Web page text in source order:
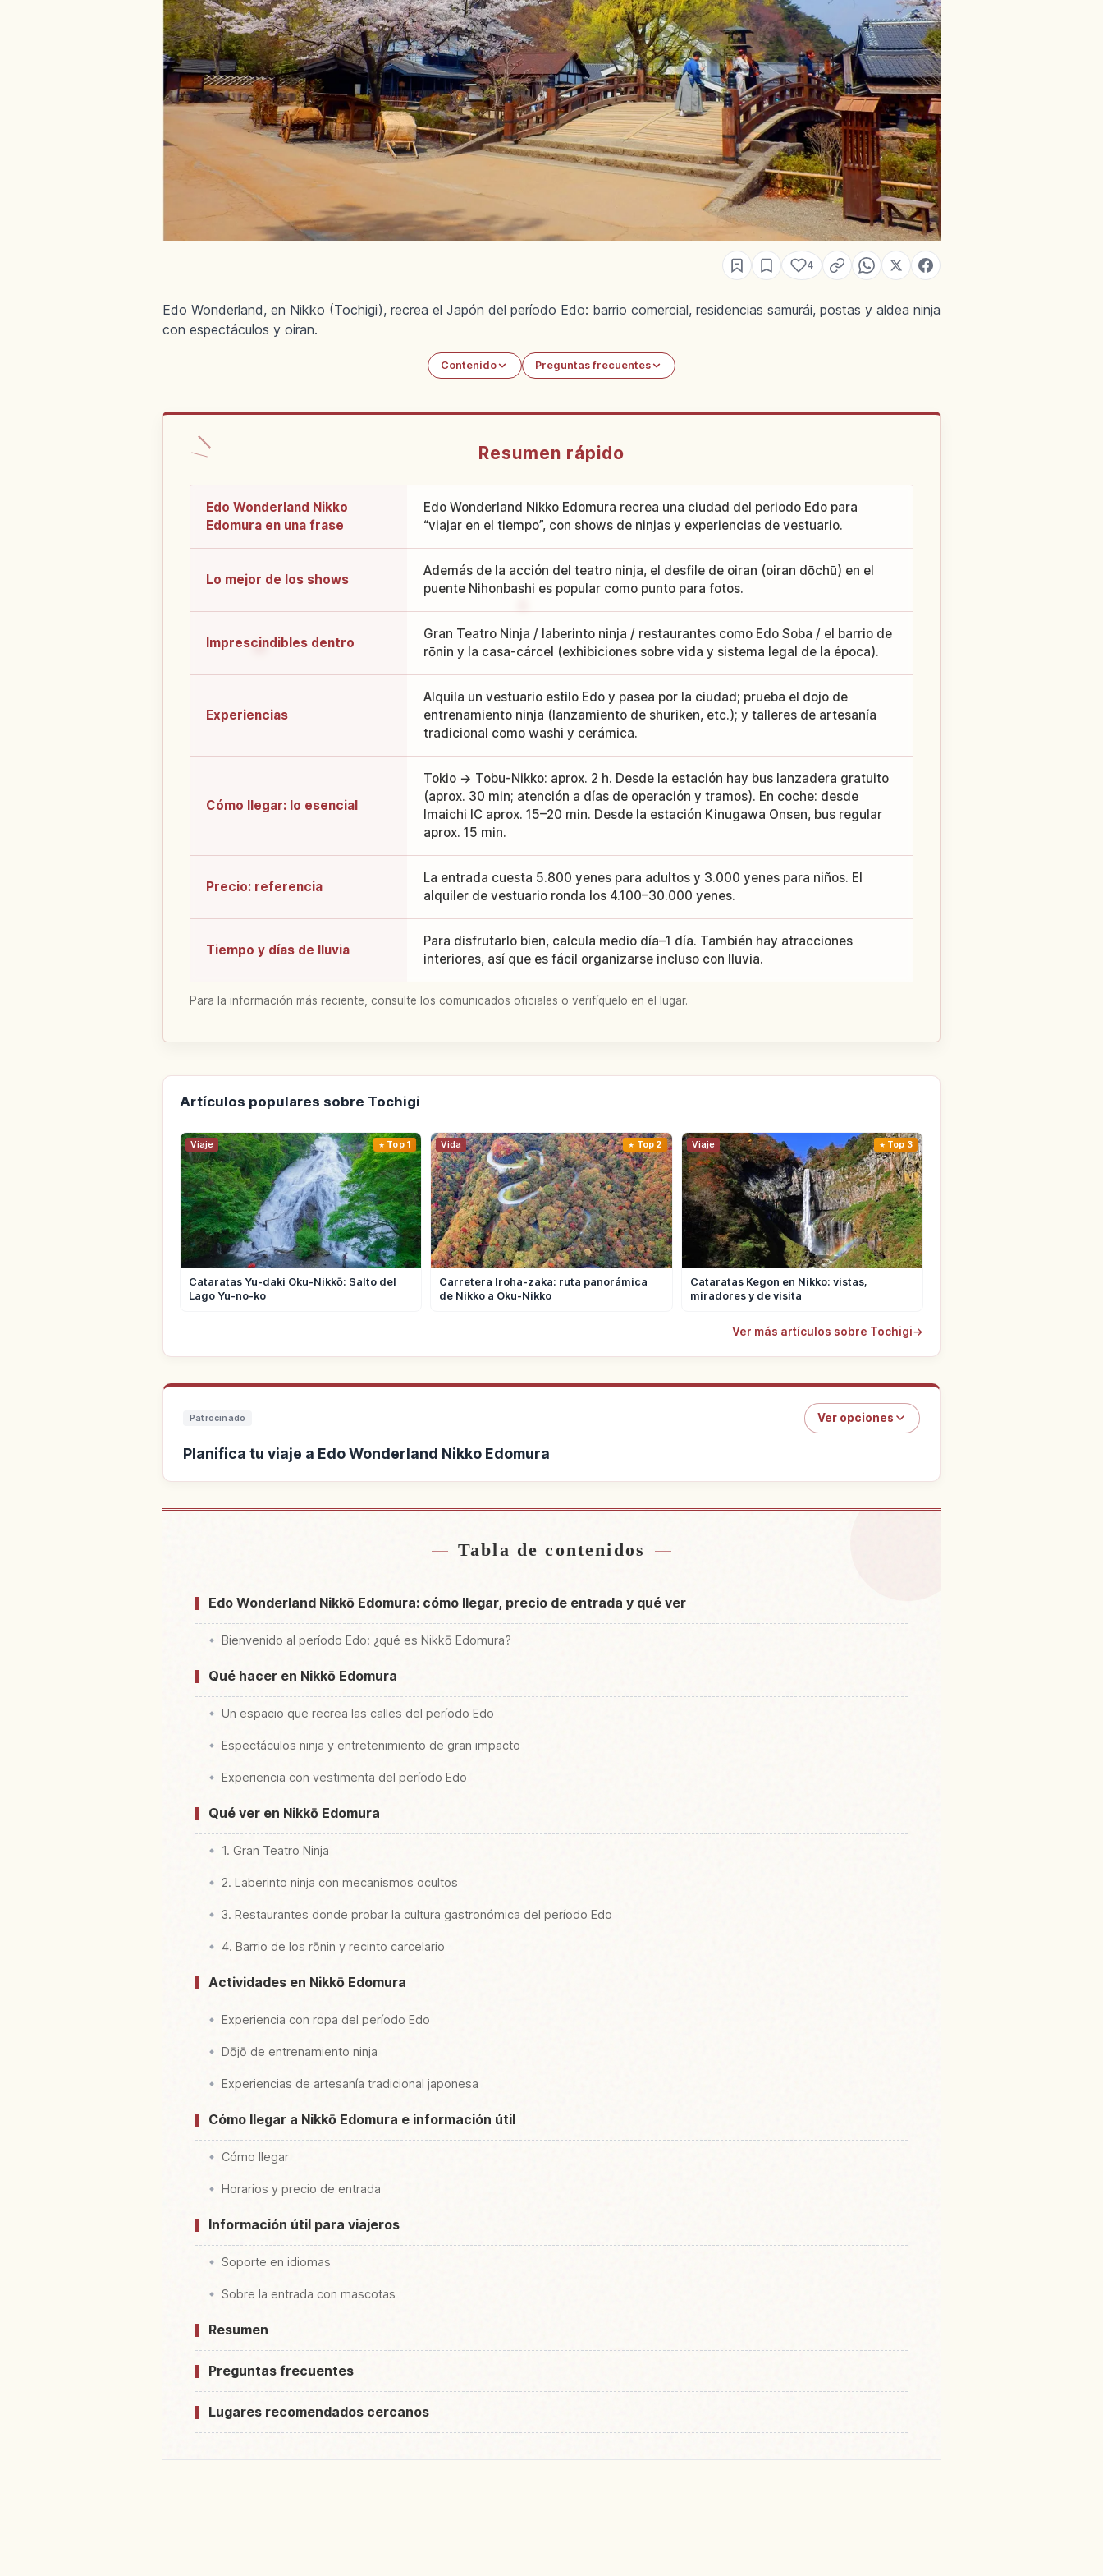
4
Edo Wonderland, en Nikko (Tochigi), recrea el Japón del período Edo: barrio comercial, residencias samurái, postas y aldea ninja
con espectáculos y oiran.
Contenido Preguntas frecuentes
Resumen rápido
Edo Wonderland Nikko
Edomura en una frase
Edo Wonderland Nikko Edomura recrea una ciudad del periodo Edo para
“viajar en el tiempo”, con shows de ninjas y experiencias de vestuario.
Lo mejor de los shows
Además de la acción del teatro ninja, el desfile de oiran (oiran dōchū) en el
puente Nihonbashi es popular como punto para fotos.
Imprescindibles dentro
Gran Teatro Ninja / laberinto ninja / restaurantes como Edo Soba / el barrio de
rōnin y la casa-cárcel (exhibiciones sobre vida y sistema legal de la época).
Experiencias
Alquila un vestuario estilo Edo y pasea por la ciudad; prueba el dojo de
entrenamiento ninja (lanzamiento de shuriken, etc.); y talleres de artesanía
tradicional como washi y cerámica.
Cómo llegar: lo esencial
Tokio → Tobu-Nikko: aprox. 2 h. Desde la estación hay bus lanzadera gratuito
(aprox. 30 min; atención a días de operación y tramos). En coche: desde
Imaichi IC aprox. 15–20 min. Desde la estación Kinugawa Onsen, bus regular
aprox. 15 min.
Precio: referencia
La entrada cuesta 5.800 yenes para adultos y 3.000 yenes para niños. El
alquiler de vestuario ronda los 4.100–30.000 yenes.
Tiempo y días de lluvia
Para disfrutarlo bien, calcula medio día–1 día. También hay atracciones
interiores, así que es fácil organizarse incluso con lluvia.
Para la información más reciente, consulte los comunicados oficiales o verifíquelo en el lugar.
Artículos populares sobre Tochigi
Viaje Top 1
Cataratas Yu-daki Oku-Nikkō: Salto del
Lago Yu-no-ko
Vida Top 2
Carretera Iroha-zaka: ruta panorámica
de Nikko a Oku-Nikko
Viaje Top 3
Cataratas Kegon en Nikko: vistas,
miradores y de visita
Ver más artículos sobre Tochigi→
Patrocinado Ver opciones
Planifica tu viaje a Edo Wonderland Nikko Edomura
Tabla de contenidos
Edo Wonderland Nikkō Edomura: cómo llegar, precio de entrada y qué ver
Bienvenido al período Edo: ¿qué es Nikkō Edomura?
Qué hacer en Nikkō Edomura
Un espacio que recrea las calles del período Edo
Espectáculos ninja y entretenimiento de gran impacto
Experiencia con vestimenta del período Edo
Qué ver en Nikkō Edomura
1. Gran Teatro Ninja
2. Laberinto ninja con mecanismos ocultos
3. Restaurantes donde probar la cultura gastronómica del período Edo
4. Barrio de los rōnin y recinto carcelario
Actividades en Nikkō Edomura
Experiencia con ropa del período Edo
Dōjō de entrenamiento ninja
Experiencias de artesanía tradicional japonesa
Cómo llegar a Nikkō Edomura e información útil
Cómo llegar
Horarios y precio de entrada
Información útil para viajeros
Soporte en idiomas
Sobre la entrada con mascotas
Resumen
Preguntas frecuentes
Lugares recomendados cercanos